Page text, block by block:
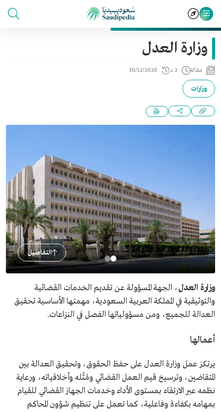
وزارة العدل
مقالة 2 د 30/12/2020
وزارات
التفاصيل
وزارة العدل، الجهة المسؤولة عن تقديم الخدمات القضائية
والتوثيقية في المملكة العربية السعودية، مهمتها الأساسية تحقيق
العدالة للجميع، ومن مسؤولياتها الفصل في النزاعات.
أعمالها
يرتكز عمل وزارة العدل على حفظ الحقوق، وتحقيق العدالة بين
المتقاضين، وترسيخ قيم العمل القضائي ومُثُله وأخلاقياته، ورعاية
نظمه عبر الارتقاء بمستوى الأداء وخدمات الجهاز القضائي للقيام
بمهامه بكفاءة وفاعلية، كما تعمل على تنظيم شؤون المحاكم